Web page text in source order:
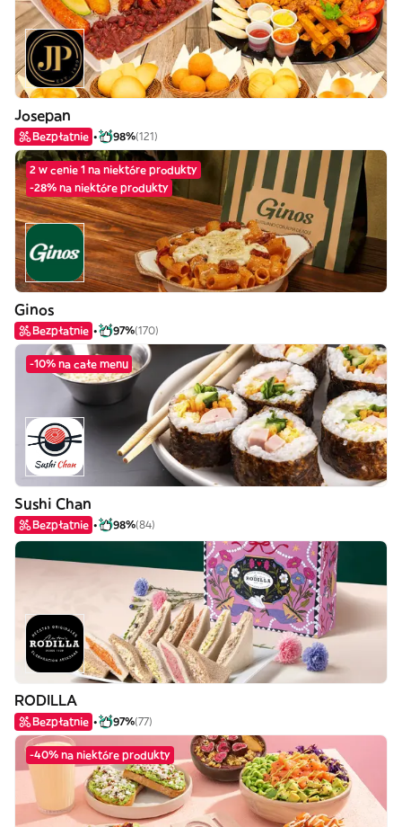
Josepan
Bezpłatnie 98%(121)
2 w cenie 1 na niektóre produkty
-28% na niektóre produkty
Ginos
Bezpłatnie 97%(170)
-10% na całe menu
Sushi Chan
Bezpłatnie 98%(84)
RODILLA
Bezpłatnie 97%(77)
-40% na niektóre produkty